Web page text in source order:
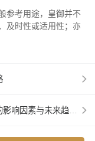
参考用途，皇御并不
及时性或适用性；亦
素与未来趋势预测